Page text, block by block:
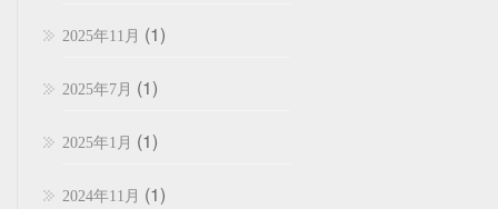
2025年11月 (1)
2025年7月 (1)
2025年1月 (1)
2024年11月 (1)